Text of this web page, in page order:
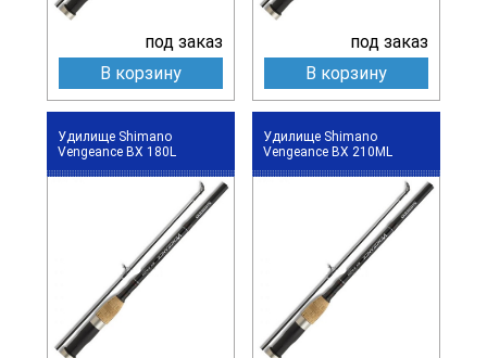
под заказ
В корзину
под заказ
В корзину
Удилище Shimano
Vengeance BX 180L
Удилище Shimano
Vengeance BX 210ML